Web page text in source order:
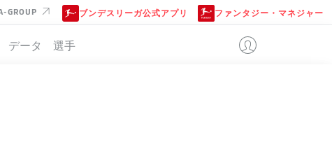
GROUP ブンデスリーガ公式アプリ ファンタジー・マネジャー
データ 選手